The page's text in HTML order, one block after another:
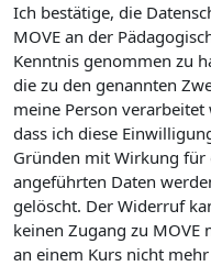
Ich bestätige, die
MOVE an der
Kenntnis genommen zu
die zu den genannten
meine Person
dass ich diese
Gründen mit Wirkung
angeführten Daten
gelöscht. Der Widerruf
keinen Zugang zu MOVE
an einem Kurs nicht